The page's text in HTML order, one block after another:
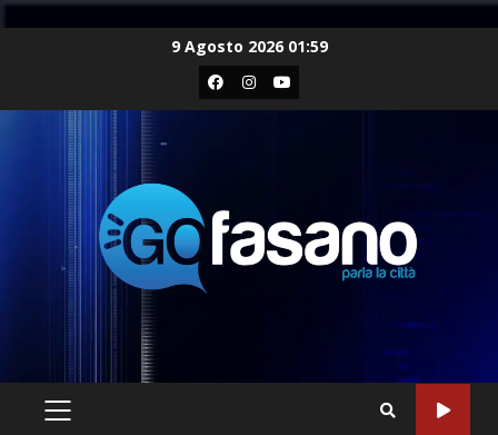
9 Agosto 2026 01:59
Facebook
Instagram
Youtube
PRIMARY